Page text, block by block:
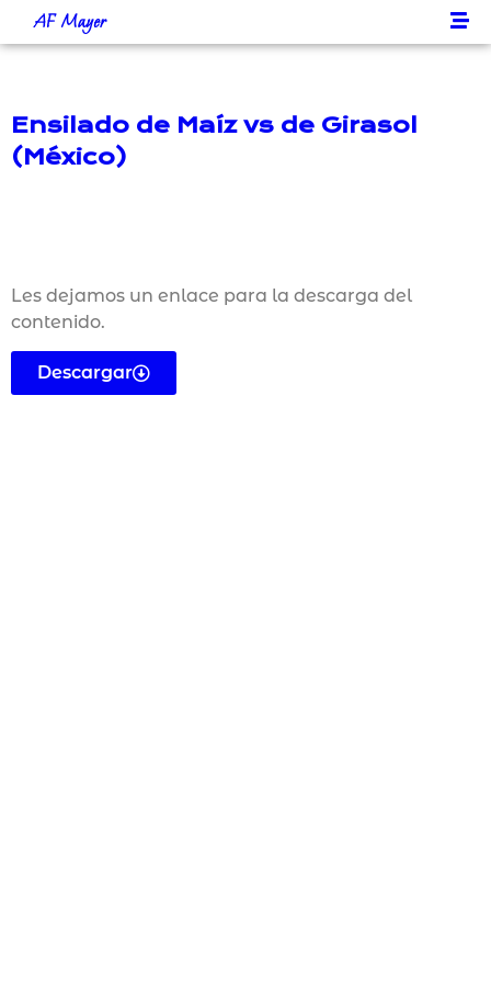
AF Mayer
Ensilado de Maíz vs de Girasol
(México)
Les dejamos un enlace para la descarga del
contenido.
Descargar